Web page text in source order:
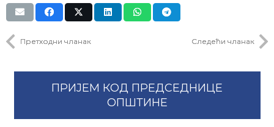
Претходни чланак Следећи чланак
ПРИЈЕМ КОД ПРЕДСЕДНИЦЕ
ОПШТИНЕ